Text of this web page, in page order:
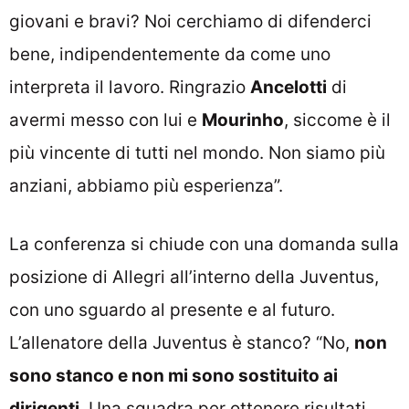
giovani e bravi? Noi cerchiamo di difenderci
bene, indipendentemente da come uno
interpreta il lavoro. Ringrazio Ancelotti di
avermi messo con lui e Mourinho, siccome è il
più vincente di tutti nel mondo. Non siamo più
anziani, abbiamo più esperienza”.
La conferenza si chiude con una domanda sulla
posizione di Allegri all’interno della Juventus,
con uno sguardo al presente e al futuro.
L’allenatore della Juventus è stanco? “No, non
sono stanco e non mi sono sostituito ai